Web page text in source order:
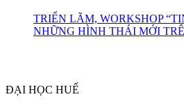
TRIỂN LÃM, WORKSHOP
NHỮNG HÌNH THÁI MỚI
ĐẠI HỌC HUẾ